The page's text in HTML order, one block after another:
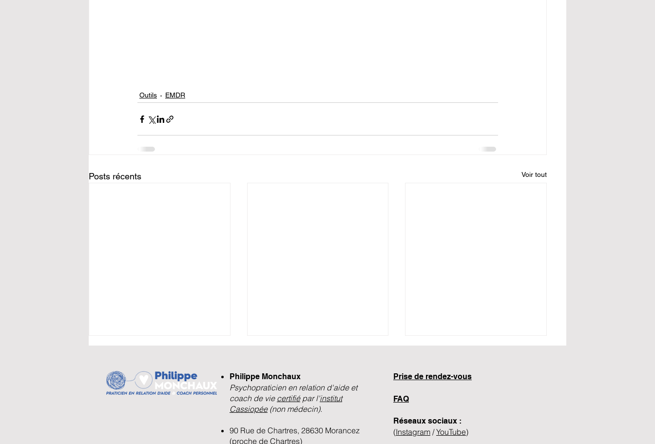
Outils EMDR
Posts récents Voir tout
L’EMDR (Désensibilisation et
Retraitement par les Mouvements
Oculaires) est une thérapie
particulièrement efficace pour
traiter les traumatismes et les
blocages émotionnels.
traumatisme ?
Le traumatisme psychologique ne
histoire et chaque cerveau sont
différents, la durée d’un
accompagnement thérapeutique
Philippe Monchaux
Psychopraticien en relation d'aide et
coach de vie certifiépar l'institut
Cassiopée(non médecin).
90 Rue de Chartres, 28630 Morancez
(proche de Chartres)
​Prise de rendez-vous
FAQ
Réseaux sociaux :
(Instagram /YouTube)